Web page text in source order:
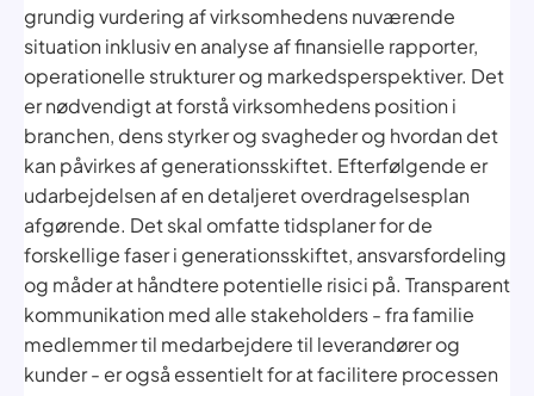
grundig vurdering af virksomhedens nuværende
situation inklusiv en analyse af finansielle rapporter,
operationelle strukturer og markedsperspektiver. Det
er nødvendigt at forstå virksomhedens position i
branchen, dens styrker og svagheder og hvordan det
kan påvirkes af generationsskiftet. Efterfølgende er
udarbejdelsen af en detaljeret overdragelsesplan
afgørende. Det skal omfatte tidsplaner for de
forskellige faser i generationsskiftet, ansvarsfordeling
og måder at håndtere potentielle risici på. Transparent
kommunikation med alle stakeholders - fra familie
medlemmer til medarbejdere til leverandører og
kunder - er også essentielt for at facilitere processen